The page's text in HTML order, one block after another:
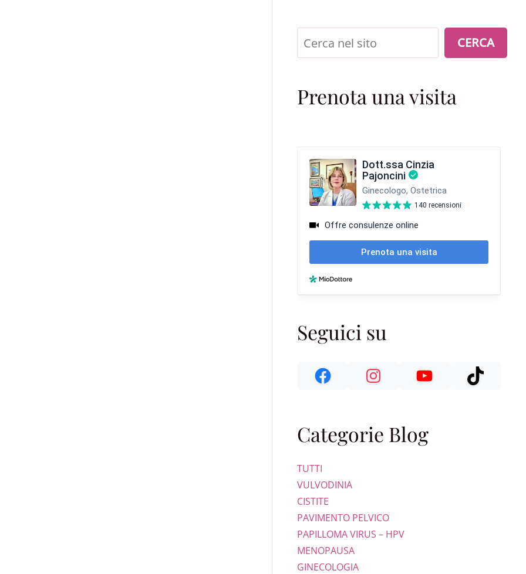
Cerca CERCA
Prenota una visita
Seguici su
Categorie Blog
TUTTI
VULVODINIA
CISTITE
PAVIMENTO PELVICO
PAPILLOMA VIRUS – HPV
MENOPAUSA
GINECOLOGIA